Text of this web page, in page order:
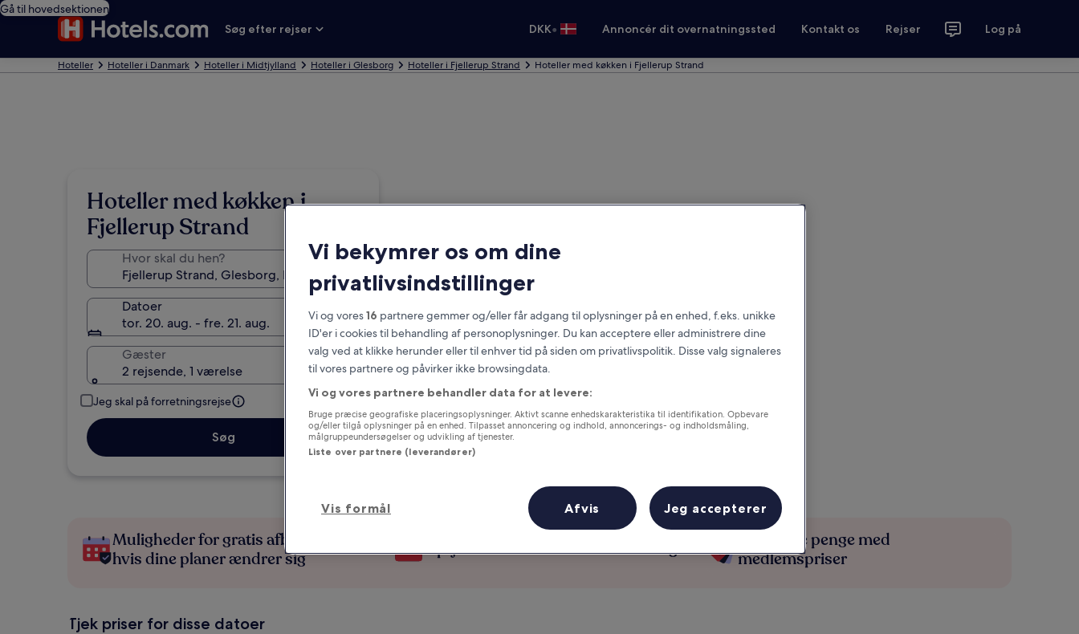
Gå til hovedsektionen
Søg efter rejser
DKK• Annoncér dit overnatningssted Kontakt os Rejser Log på
Hoteller Hoteller i Danmark Hoteller i Midtjylland Hoteller i Glesborg Hoteller i Fjellerup Strand Hoteller med køkken i Fjellerup Strand
Hoteller med køkken i
Fjellerup Strand
Hvor skal du hen?
Datoer
tor. 20. aug. - fre. 21. aug.
Gæster
2 rejsende, 1 værelse
Jeg skal på forretningsrejse
Søg
Muligheder for gratis afbestilling,
hvis dine planer ændrer sig
Optjen fordele for hver overnatning
Spar flere penge med
medlemspriser
Tjek priser for disse datoer
Vi bekymrer os om dine
privatlivsindstillinger
Vi og vores16 partnere gemmer og/eller får adgang til oplysninger på en enhed, f.eks. unikke
ID'er i cookies til behandling af personoplysninger. Du kan acceptere eller administrere dine
valg ved at klikke herunder eller til enhver tid på siden om privatlivspolitik. Disse valg signaleres
til vores partnere og påvirker ikke browsingdata.
Vi og vores partnere behandler data for at levere:
Bruge præcise geografiske placeringsoplysninger. Aktivt scanne enhedskarakteristika til identifikation. Opbevare
og/eller tilgå oplysninger på en enhed. Tilpasset annoncering og indhold, annoncerings- og indholdsmåling,
målgruppeundersøgelser og udvikling af tjenester.
Liste over partnere (leverandører)
Vis formål Afvis Jeg accepterer